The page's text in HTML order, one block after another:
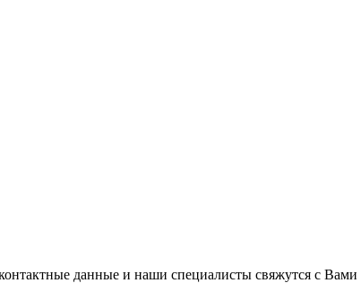
данные и наши специалисты свяжутся с